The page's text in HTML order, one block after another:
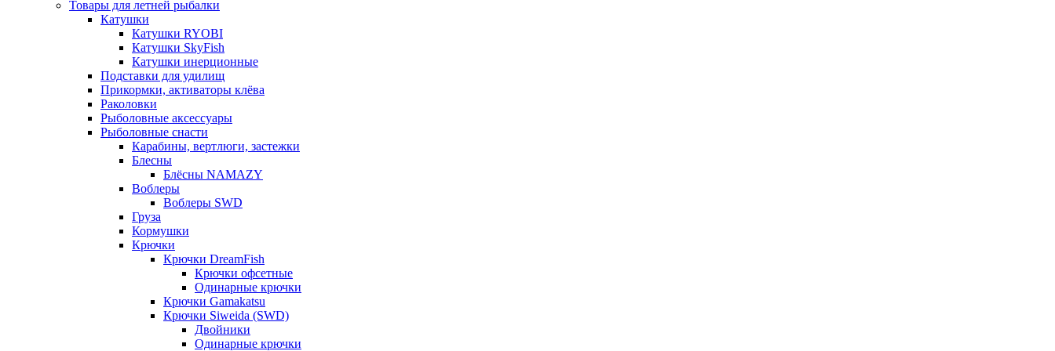
Товары для летней рыбалки
Катушки
Катушки RYOBI
Катушки SkyFish
Катушки инерционные
Подставки для удилищ
Прикормки, активаторы клёва
Раколовки
Рыболовные аксессуары
Рыболовные снасти
Карабины, вертлюги, застежки
Блесны
Блёсны NAMAZY
Воблеры
Воблеры SWD
Груза
Кормушки
Крючки
Крючки DreamFish
Крючки офсетные
Одинарные крючки
Крючки Gamakatsu
Крючки Siweida (SWD)
Двойники
Одинарные крючки